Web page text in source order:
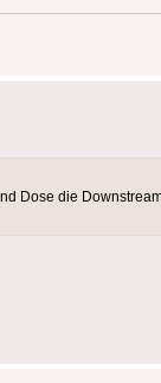
Dose die